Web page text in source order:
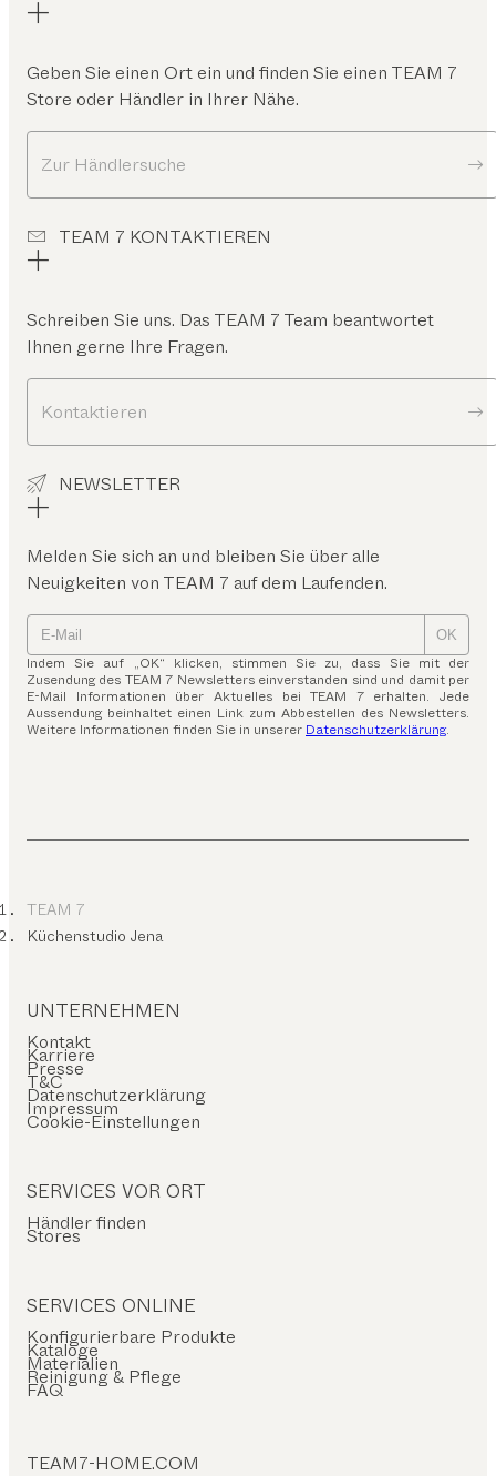
Geben Sie einen Ort ein und finden Sie einen TEAM 7
Store oder Händler in Ihrer Nähe.
Zur Händlersuche
TEAM 7 KONTAKTIEREN
Schreiben Sie uns. Das TEAM 7 Team beantwortet
Ihnen gerne Ihre Fragen.
Kontaktieren
NEWSLETTER
Melden Sie sich an und bleiben Sie über alle
Neuigkeiten von TEAM 7 auf dem Laufenden.
OK
Indem Sie auf „OK“ klicken, stimmen Sie zu, dass Sie mit der
Zusendung des TEAM 7 Newsletters einverstanden sind und damit per
E-Mail Informationen über Aktuelles bei TEAM 7 erhalten. Jede
Aussendung beinhaltet einen Link zum Abbestellen des Newsletters.
Weitere Informationen finden Sie in unserer Datenschutzerklärung.
TEAM 7
Küchenstudio Jena
UNTERNEHMEN
Kontakt
Karriere
Presse
T&C
Datenschutzerklärung
Impressum
Cookie-Einstellungen
SERVICES VOR ORT
Händler finden
Stores
SERVICES ONLINE
Konfigurierbare Produkte
Kataloge
Materialien
Reinigung & Pflege
FAQ
TEAM7-HOME.COM